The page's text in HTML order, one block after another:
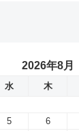
2026年8月
水 木
5 6